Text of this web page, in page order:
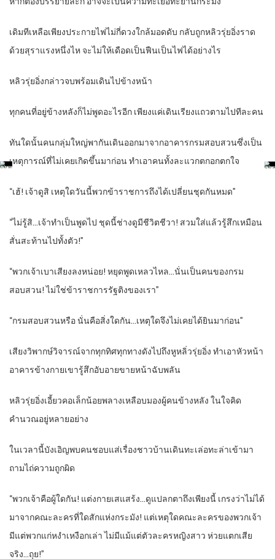
เดิมทีเหลือเพียงประกายไฟไม่กี่ดวงใกล้มอดดับ กลับถูกหลิวรุ่ยอิ่งราด
ด้วยสุราแรงหนึ่งไห จะไม่ให้เดือดเป็นฟืนเป็นไฟได้อย่างไร
หลิวรุ่ยอิ่งกล่าวจบพร้อมเดินไปข้างหน้า
ทุกคนที่อยู่ข้างหลังก็ไม่พูดอะไรอีก เพียงแค่เดินเรียงแถวตามไปทีละคน
ทันใดนั้นคนกลุ่มใหญ่พากันเดินออกมาจากอาคารกรมสอบสวนซึ่งเป็น
เหตุการณ์ที่ไม่เคยเกิดขึ้นมาก่อน ทำเอาคนทั้งละแวกตกอกตกใจ
“เฮ้! เจ้าดูสิ เหตุใดวันนี้พวกข้าราชการถึงได้เปลี่ยนชุดกันหมด”
“ไม่รู้สิ…เจ้าทำเป็นพูดไป ชุดนี้ช่างดูมีชีวิตชีวา! สวมใส่แล้วรู้สึกเหมือน
สั่นสะท้านไปทั้งตัว!”
“พวกเจ้าเบาเสียงลงหน่อย! หยุดพูดเหลวไหล…นั่นเป็นคนของกรม
สอบสวน! ไม่ใช่ข้าราชการรัฐติงของเรา”
“กรมสอบสวนหรือ นั่นคือสิ่งใดกัน…เหตุใดจึงไม่เคยได้ยินมาก่อน”
เสียงวิพากษ์วิจารณ์จากทุกทิศทุกทางดังไปถึงหูหลิ่วรุ่ยอิ่ง ทำเอาหัวหน้า
อาคารข้างกายเขารู้สึกอับอายขายหน้าฉับพลัน
หลิวรุ่ยอิ่งเอี้ยวคอเล็กน้อยพลางเหลือบมองผู้คนข้างหลัง ในใจคิด
คำนวณอยู่หลายอย่าง
ในเวลานี้บังเอิญพบคนชอบแส่เรื่องชาวบ้านเดินทะเล่อทะล่าเข้ามา
ถามไถ่ความถูกผิด
“พวกเจ้าคือผู้ใดกัน! แต่งกายเสแสร้ง…ดูแปลกตาถึงเพียงนี้ เกรงว่าไม่ได้
มาจากคณะละครที่ใดสักแห่งกระมัง! แต่เหตุใดคณะละครของพวกเจ้า
มีแต่พวกแก่หงำเหงือกเล่า ไม่มีแม้แต่ตัวละครหญิงสาว ห่วยแตกเสีย
จริง…ถุย!”